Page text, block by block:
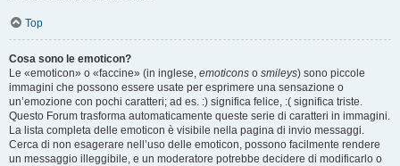
Top
Cosa sono le emoticon?
Le «emoticon» o «faccine» (in inglese, emoticons o smileys) sono piccole
immagini che possono essere usate per esprimere una sensazione o
un’emozione con pochi caratteri; ad es. :) significa felice, :( significa triste.
Questo Forum trasforma automaticamente queste serie di caratteri in immagini.
La lista completa delle emoticon è visibile nella pagina di invio messaggi.
Cerca di non esagerare nell’uso delle emoticon, possono facilmente rendere
un messaggio illeggibile, e un moderatore potrebbe decidere di modificarlo o